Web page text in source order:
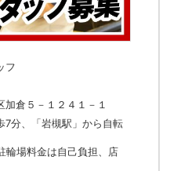
フ
倉５－１２４１－１
7分、「岩槻駅」から自転
場料金は自己負担、店